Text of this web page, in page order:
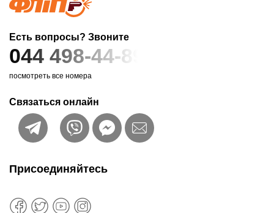
Есть вопросы? Звоните
044 498-44-89
посмотреть все номера
Связаться онлайн
Присоединяйтесь